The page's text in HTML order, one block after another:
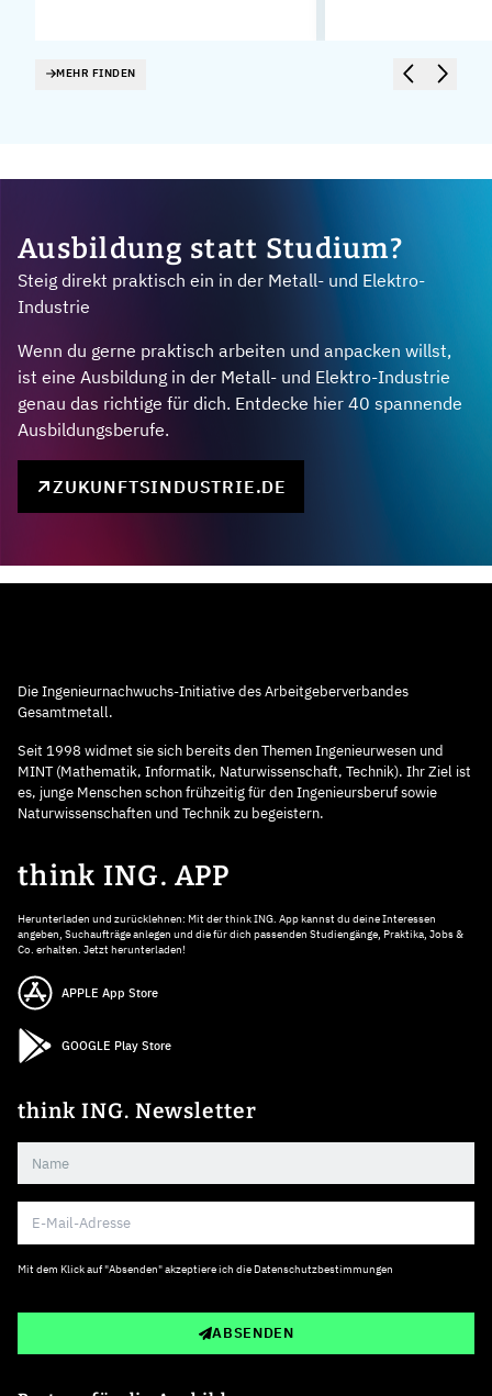
MEHR FINDEN
Ausbildung statt Studium?
Steig direkt praktisch ein in der Metall- und Elektro-
Industrie
Wenn du gerne praktisch arbeiten und anpacken willst,
ist eine Ausbildung in der Metall- und Elektro-Industrie
genau das richtige für dich. Entdecke hier 40 spannende
Ausbildungsberufe.
ZUKUNFTSINDUSTRIE.DE
Die Ingenieurnachwuchs-Initiative des Arbeitgeberverbandes
Gesamtmetall.
Seit 1998 widmet sie sich bereits den Themen Ingenieurwesen und
MINT (Mathematik, Informatik, Naturwissenschaft, Technik). Ihr Ziel ist
es, junge Menschen schon frühzeitig für den Ingenieursberuf sowie
Naturwissenschaften und Technik zu begeistern.
think ING. APP
Herunterladen und zurücklehnen: Mit der think ING. App kannst du deine Interessen
angeben, Suchaufträge anlegen und die für dich passenden Studiengänge, Praktika, Jobs &
Co. erhalten. Jetzt herunterladen!
APPLE App Store
GOOGLE Play Store
think ING. Newsletter
Mit dem Klick auf "Absenden" akzeptiere ich die Datenschutzbestimmungen
ABSENDEN